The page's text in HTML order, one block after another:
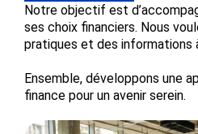
Notre objectif est
ses choix financiers. Nous
pratiques et des informations
Ensemble, développons une
finance pour un avenir serein.